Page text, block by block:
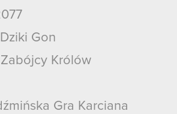
Gon
Królów
Gra Karciana